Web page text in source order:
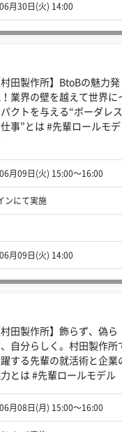
月30日(火) 14:00
村田製作所】BtoBの魅力発
！業界の壁を越えて世界に
パクトを与える“ボーダレス
事”とは #先輩ロールモデ
月09日(火) 15:00〜16:00
ンにて実施
月09日(火) 14:00
村田製作所】飾らず、偽ら
自分らしく。村田製作所
する先輩の就活術と企業
とは #先輩ロールモデル
月08日(月) 15:00〜16:00